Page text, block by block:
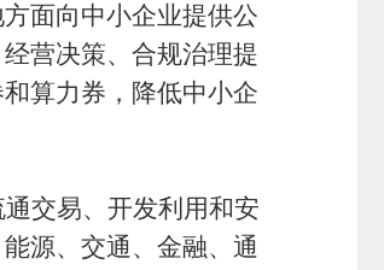
面向中小企业提供公
营决策、合规治理提
算力券，降低中小企
交易、开发利用和安
源、交通、金融、通